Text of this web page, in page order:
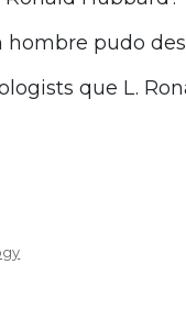
hombre pudo
que L.